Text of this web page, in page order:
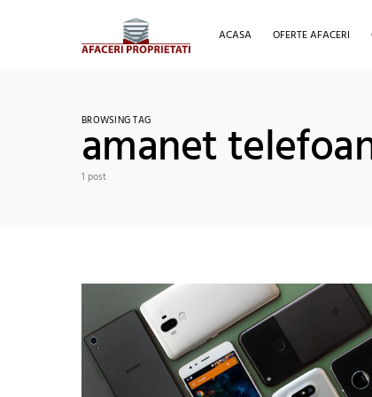
ACASA OFERTE AFACERI
BROWSING TAG
amanet
1 post